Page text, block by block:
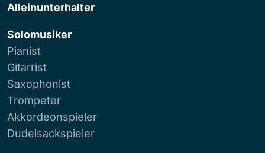
Alleinunterhalter
Solomusiker
Pianist
Gitarrist
Saxophonist
Trompeter
Akkordeonspieler
Dudelsackspieler